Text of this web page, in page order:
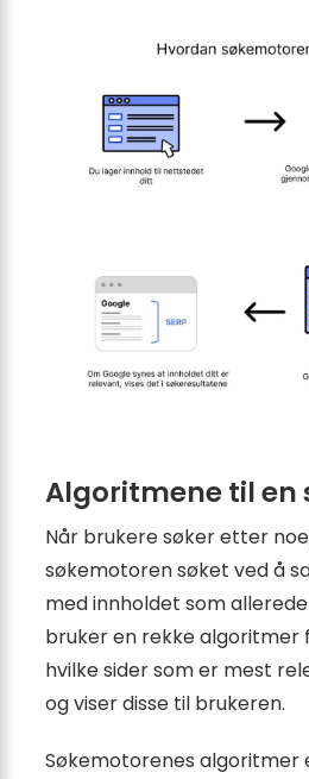
Algoritmene til en
Når brukere søker etter
søkemotoren søket ved å
med innholdet som
bruker en rekke algoritmer
hvilke sider som er mest
og viser disse til brukeren.
Søkemotorenes algoritmer